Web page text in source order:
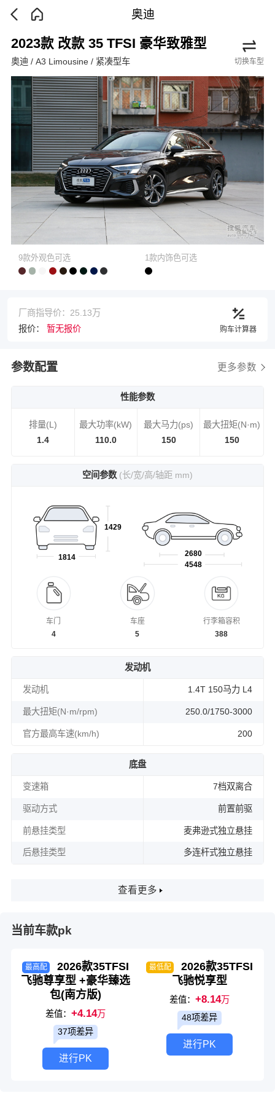
奥迪
2023款 改款 35 TFSI 豪华致雅型
奥迪 / A3 Limousine / 紧凑型车 切换车型
9款外观色可选 1款内饰色可选
厂商指导价：25.13万
报价： 暂无报价 购车计算器
参数配置 更多参数
性能参数
排量(L)
1.4
最大功率(kW)
110.0
最大马力(ps)
150
最大扭矩(N·m)
150
空间参数 (长/宽/高/轴距 mm)
1814
1429
4548
2680
车门
4
车座
5
行李箱容积
388
发动机
发动机 1.4T 150马力 L4
最大扭矩(N·m/rpm) 250.0/1750-3000
官方最高车速(km/h) 200
底盘
变速箱 7档双离合
驱动方式 前置前驱
前悬挂类型 麦弗逊式独立悬挂
后悬挂类型 多连杆式独立悬挂
查看更多
当前车款pk
最高配
2026款35TFSI
飞驰尊享型 +豪华臻选
包(南方版)
差值：+4.14万
37项差异
进行PK
最低配
2026款35TFSI
飞驰悦享型
差值： +8.14万
48项差异
进行PK